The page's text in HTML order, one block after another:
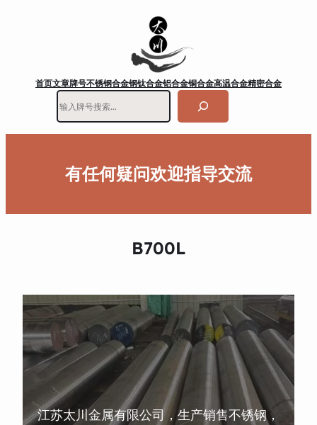
首页文章牌号不锈钢合金钢钛合金铝合金铜合金高温合金精密合金
有任何疑问欢迎指导交流
B700L
江苏太川金属有限公司，生产销售不锈钢，